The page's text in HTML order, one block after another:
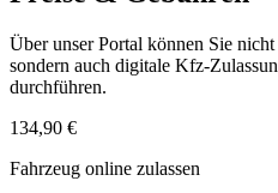
Über unser Portal können Sie
sondern auch digitale Kfz-
durchführen.
134,90 €
Fahrzeug online zulassen